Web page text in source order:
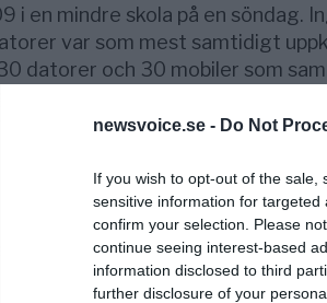
newsvoice.se - Do Not
If you wish to opt-out of the
sensitive information for
confirm your selection. Please
continue seeing interest-based
information disclosed to third
further disclosure of your
i en mindre skola på en söndag.
var som mest samtidigt
datorer och 30 mobiler som
för barnen kan vara hundratals
uppger.
att mätningarna från 2009 är bra
sin ståndpunkt anser SSM, som
som undersökt möjliga
att det”inte har någon